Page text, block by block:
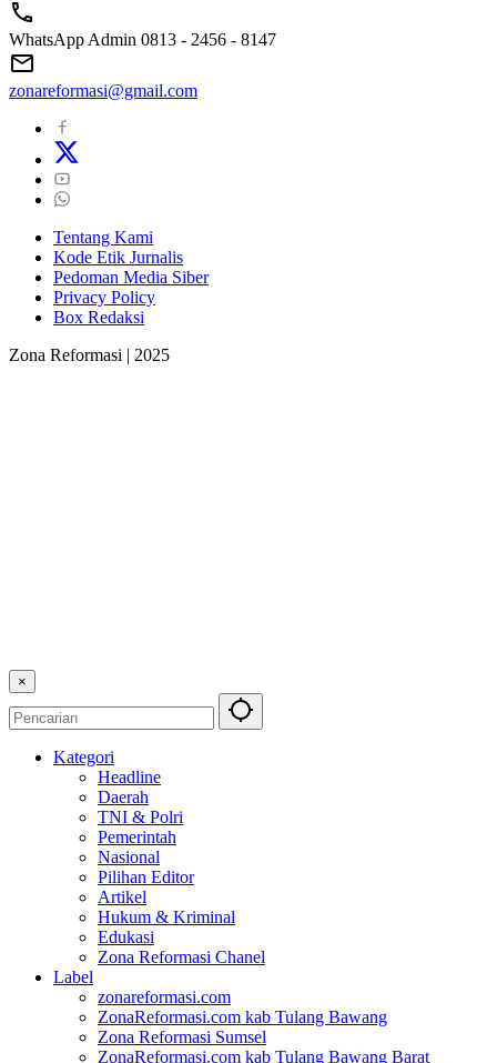
WhatsApp Admin 0813 - 2456 - 8147
zonareformasi@gmail.com
Tentang Kami
Kode Etik Jurnalis
Pedoman Media Siber
Privacy Policy
Box Redaksi
Zona Reformasi | 2025
×
Kategori
Headline
Daerah
TNI & Polri
Pemerintah
Nasional
Pilihan Editor
Artikel
Hukum & Kriminal
Edukasi
Zona Reformasi Chanel
Label
zonareformasi.com
ZonaReformasi.com kab Tulang Bawang
Zona Reformasi Sumsel
ZonaReformasi.com kab Tulang Bawang Barat